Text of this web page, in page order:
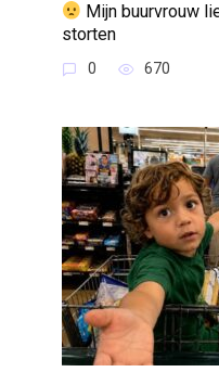
Mijn buurvrouw
storten
0 670